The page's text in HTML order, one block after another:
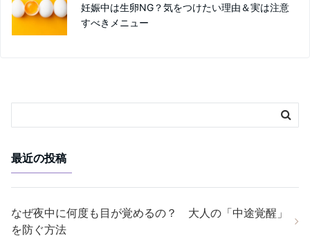
妊娠中は生卵NG？気をつけたい理由＆実は注意
すべきメニュー
最近の投稿
なぜ夜中に何度も目が覚めるの？ 大人の「中途覚醒」
を防ぐ方法